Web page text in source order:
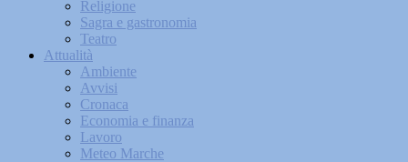
Religione
Sagra e gastronomia
Teatro
Attualità
Ambiente
Avvisi
Cronaca
Economia e finanza
Lavoro
Meteo Marche